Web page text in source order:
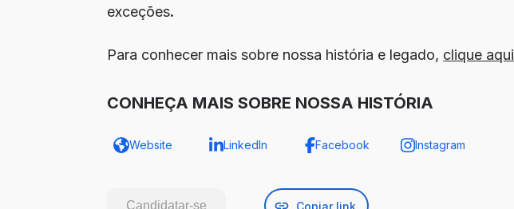
exceções.
Para conhecer mais sobre nossa história e legado, clique aqui
CONHEÇA MAIS SOBRE NOSSA HISTÓRIA
Website LinkedIn Facebook Instagram
Candidatar-se Copiar link